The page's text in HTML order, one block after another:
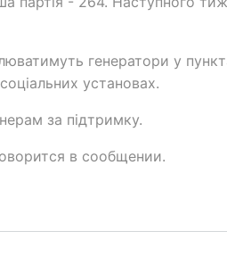
генератори у
установах.
за підтримку.
в сообщении.